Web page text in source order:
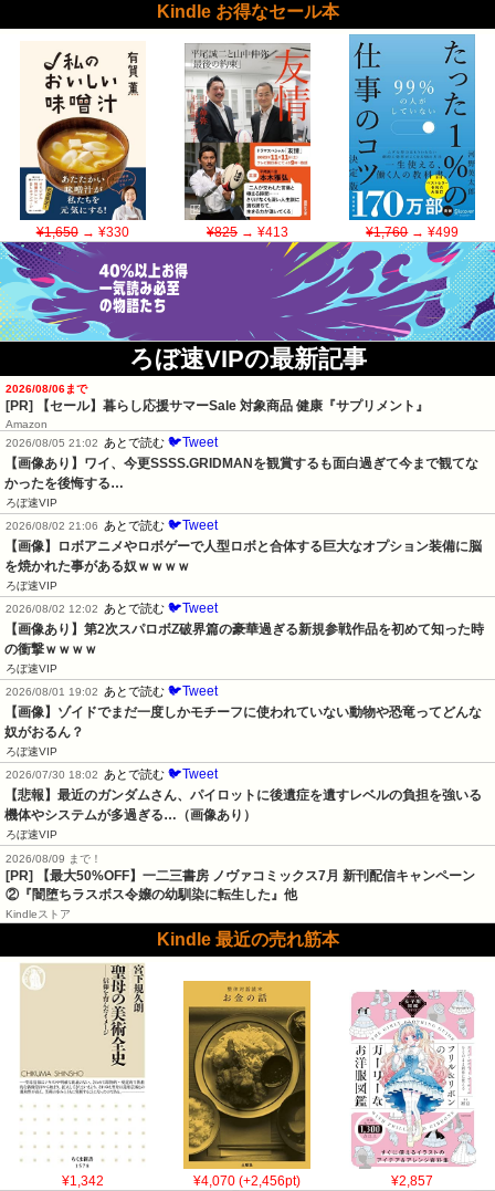
Kindle お得なセール本
¥1,650→ ¥330 ¥825→ ¥413 ¥1,760→ ¥499
ろぼ速VIPの最新記事
2026/08/06まで
[PR] 【セール】暮らし応援サマーSale 対象商品 健康『サプリメント』
Amazon
2026/08/05 21:02
あとで読む 🐦Tweet
【画像あり】ワイ、今更SSSS.GRIDMANを観賞するも面白過ぎて今まで観てな
かったを後悔する…
ろぼ速VIP
2026/08/02 21:06
あとで読む 🐦Tweet
【画像】ロボアニメやロボゲーで人型ロボと合体する巨大なオプション装備に脳
を焼かれた事がある奴ｗｗｗｗ
ろぼ速VIP
2026/08/02 12:02
あとで読む 🐦Tweet
【画像あり】第2次スパロボZ破界篇の豪華過ぎる新規参戦作品を初めて知った時
の衝撃ｗｗｗｗ
ろぼ速VIP
2026/08/01 19:02
あとで読む 🐦Tweet
【画像】ゾイドでまだ一度しかモチーフに使われていない動物や恐竜ってどんな
奴がおるん？
ろぼ速VIP
2026/07/30 18:02
あとで読む 🐦Tweet
【悲報】最近のガンダムさん、パイロットに後遺症を遺すレベルの負担を強いる
機体やシステムが多過ぎる…（画像あり）
ろぼ速VIP
2026/08/09 まで！
[PR] 【最大50%OFF】一二三書房 ノヴァコミックス7月 新刊配信キャンペーン
②『闇堕ちラスボス令嬢の幼馴染に転生した』他
Kindleストア
Kindle 最近の売れ筋本
¥1,342 ¥4,070 (+2,456pt) ¥2,857